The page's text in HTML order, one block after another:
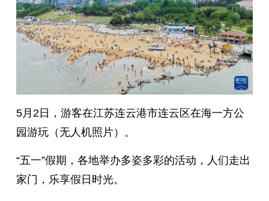
5月2日，游客在江苏连云港市连云区在海一方公
园游玩（无人机照片）。
“五一”假期，各地举办多姿多彩的活动，人们走出
家门，乐享假日时光。